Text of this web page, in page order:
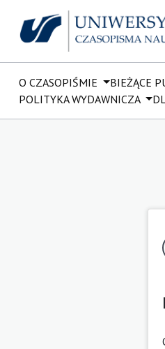
O CZASOPIŚMIE BIEŻĄCE
POLITYKA WYDAWNICZA